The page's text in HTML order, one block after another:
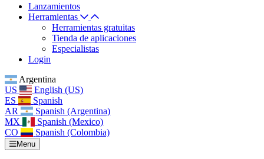
Lanzamientos
Herramientas
Herramientas gratuitas
Tienda de aplicaciones
Especialistas
Login
Argentina
US
English (US)
ES
Spanish
AR
Spanish (Argentina)
MX
Spanish (Mexico)
CO
Spanish (Colombia)
Menu